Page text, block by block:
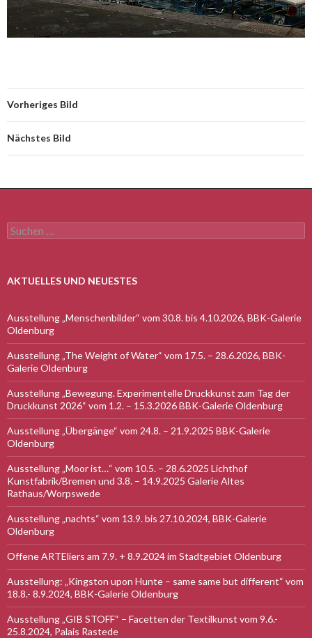
Vorheriges Bild
Nächstes Bild
Suchen
nach:
AKTUELLES UND NEUESTES
Ausstellung „Menschenbilder“ vom 30.8. bis 4.10.2026, BBK-Galerie
Oldenburg
Ausstellung „The Weight of Water“ vom 17.5. – 28.6.2026, BBK-
Galerie Oldenburg
Ausstellung „Bewegung. Experimentelle Druckkunst zum Tag der
Druckkunst 2026“ vom 1.2. – 15.3.2026 BBK-Galerie Oldenburg
Ausstellung „Übergänge“ vom 24.8. – 21.9.2025 BBK-Galerie
Oldenburg
Ausstellung „Moor ist…“ vom 10.5. – 28.6.2025 Lichthof
Kunstfabrik/Bremen und 3.8. – 14.9.2025 Galerie Altes
Rathaus/Worpswede
Ausstellung „nachts“ vom 13.9. bis 27.10.2024, BBK-Galerie
Oldenburg
Offene ARTEliers am 7.9. + 8.9.2024 im Stadtgebiet Oldenburg
Ausstellung: „Kingston upon Hunte – same same but different“ vom
18.8.- 8.9.2024, BBK-Galerie Oldenburg
Ausstellung „GIB STOFF“ – Facetten der Textilkunst vom 9.6.-
25.8.2024, Palais Rastede